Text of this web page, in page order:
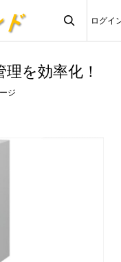
ログイ
を効率化！
ジ